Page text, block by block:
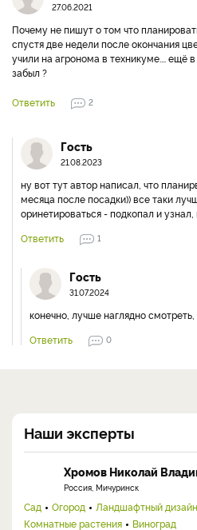
27.06.2021
Почему не пишут о том что
спустя две недели после окончания
учили на агронома в техникуме.... ещё
забыл ?
Ответить 2
Гость
21.08.2023
ну вот тут автор написал, что
месяца после посадки)) все таки
оринетироваться - подкопал и
Ответить
1
Гость
31.07.2024
конечно, лучше наглядно
Ответить
0
Наши эксперты
Хромов Николай
Россия, Мичуринск
Сад Огород Ландшафтный дизайн
Комнатные растения
Виноград